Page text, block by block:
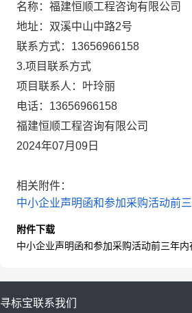
名称： 福建恒顺工程咨询有限公司
地址： 双溪中山中路2号
联系方式： 13656966158
3.项目联系方式
项目联系人： 叶玲丽
电话： 13656966158
福建恒顺工程咨询有限公司
2024年07月09日
相关附件：
中小企业声明函和参加采购活动前
附件下载
中小企业声明函和参加采购活动前三年
寻标宝联系我们